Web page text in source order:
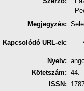
Megjegyzés:
Kapcsolódó URL-ek:
Nyelv:
Kötetszám: 44.
ISSN: